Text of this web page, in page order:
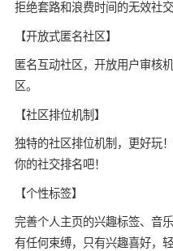
拒绝套路和浪费时间的无效社交
【开放式匿名社区】
匿名互动社区，开放用户审核
区。
【社区排位机制】
独特的社区排位机制，更好玩
你的社交排名吧！
【个性标签】
完善个人主页的兴趣标签、音
有任何束缚，只有兴趣喜好，